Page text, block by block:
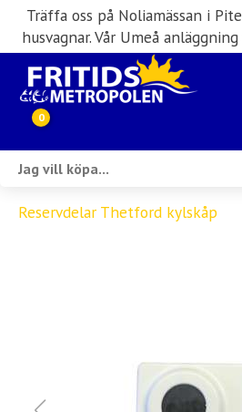
Träffa oss på Noliamässan i
husvagnar. Vår Umeå
0
Reservdelar Thetford kylskåp